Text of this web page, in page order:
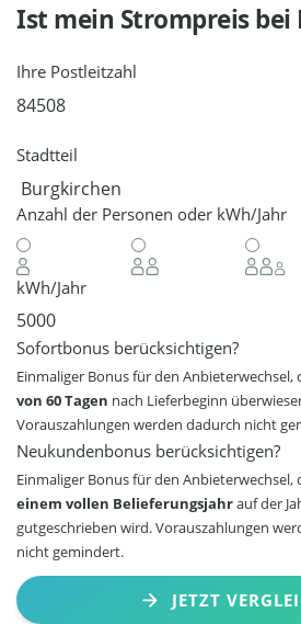
Ist mein Strompreis bei
Ihre Postleitzahl
Stadtteil
Anzahl der Personen oder kWh/Jahr
kWh/Jahr
Sofortbonus berücksichtigen?
Einmaliger Bonus für den Anbieterwechsel,
von 60 Tagen nach Lieferbeginn
Vorauszahlungen werden dadurch nicht
Neukundenbonus berücksichtigen?
Einmaliger Bonus für den Anbieterwechsel,
einem vollen Belieferungsjahrauf der
gutgeschrieben wird. Vorauszahlungen
nicht gemindert.
JETZT